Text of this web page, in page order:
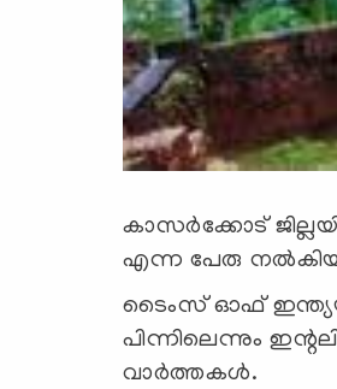
കാസര്‍ക്കോട്
എന്ന പേരു
ടൈംസ് ഓഫ്
പിന്നിലെന്നും
വാര്‍ത്തകള്‍.